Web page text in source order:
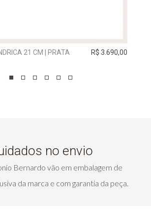
21 CM | PRATA R$ 3.690,00
no envio
Bernardo vão em embalagem de
da marca e com garantia da peça.